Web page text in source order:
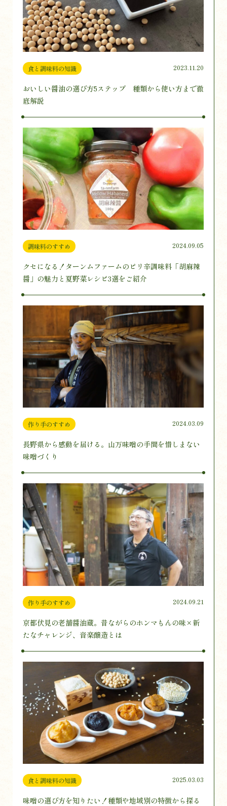
食と調味料の知識 2023.11.20
おいしい醤油の選び方5ステップ 種類から使い方まで徹
底解説
調味料のすすめ 2024.09.05
クセになる！ターンムファームのピリ辛調味料「胡麻辣
醤」の魅力と夏野菜レシピ3選をご紹介
作り手のすすめ 2024.03.09
長野県から感動を届ける。山万味噌の手間を惜しまない
味噌づくり
作り手のすすめ 2024.09.21
京都伏見の老舗醤油蔵。昔ながらのホンマもんの味×新
たなチャレンジ、音楽醸造とは
食と調味料の知識 2025.03.03
味噌の選び方を知りたい！種類や地域別の特徴から探る